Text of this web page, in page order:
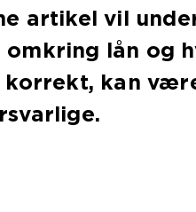
artikel vil
lån og
korrekt, kan